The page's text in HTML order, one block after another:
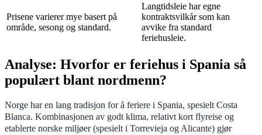
Prisene varierer mye basert på
område, sesong og standard.
Langtidsleie har egne
kontraktsvilkår som kan
avvike fra standard
feriehusleie.
Analyse: Hvorfor er feriehus i Spania så
populært blant nordmenn?
Norge har en lang tradisjon for å feriere i Spania, spesielt Costa
Blanca. Kombinasjonen av godt klima, relativt kort flyreise og
etablerte norske miljøer (spesielt i Torrevieja og Alicante) gjør